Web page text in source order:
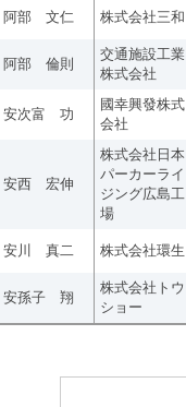
阿部 文仁 株式会社三和
阿部 倫則
交通施設工業
株式会社
安次富 功
國幸興發株式
会社
安西 宏伸
株式会社日本
パーカーライ
ジング広島工
場
安川 真二 株式会社環生
安孫子 翔
株式会社トウ
ショー